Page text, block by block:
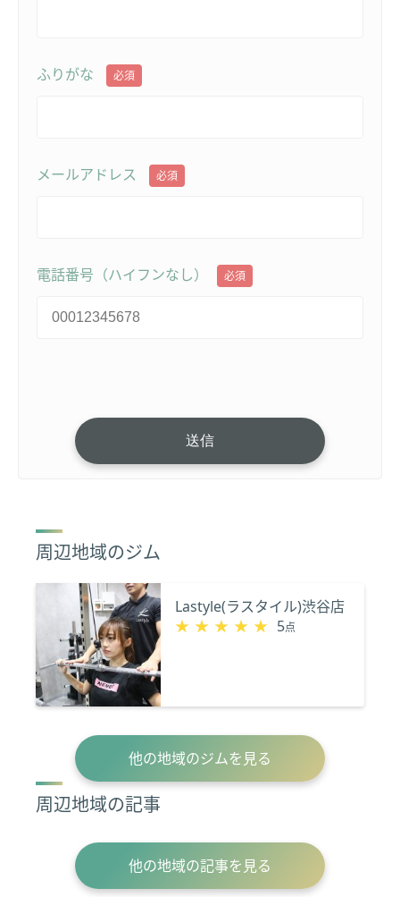
ふりがな 必須
メールアドレス 必須
電話番号（ハイフンなし） 必須
周辺地域のジム
Lastyle(ラスタイル)渋谷店
★★★★★
★★★★★ 5点
他の地域のジムを見る
周辺地域の記事
他の地域の記事を見る